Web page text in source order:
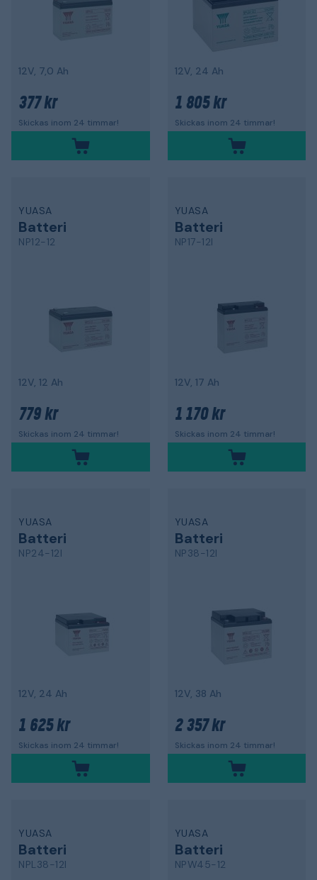
12V, 7,0 Ah
377 kr
Skickas inom 24 timmar!
12V, 24 Ah
1 805 kr
Skickas inom 24 timmar!
YUASA
Batteri
NP12-12
12V, 12 Ah
779 kr
Skickas inom 24 timmar!
YUASA
Batteri
NP17-12I
12V, 17 Ah
1 170 kr
Skickas inom 24 timmar!
YUASA
Batteri
NP24-12I
12V, 24 Ah
1 625 kr
Skickas inom 24 timmar!
YUASA
Batteri
NP38-12I
12V, 38 Ah
2 357 kr
Skickas inom 24 timmar!
YUASA
Batteri
NPL38-12I
YUASA
Batteri
NPW45-12